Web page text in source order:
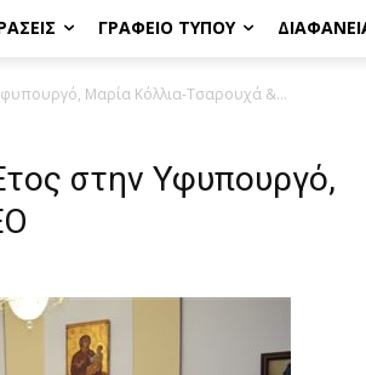
ΓΡΑΦΕΊΟ ΤΎΠΟΥ
Μαρία Κόλλια-Τσαρουχά &...
στην Υφυπουργό,